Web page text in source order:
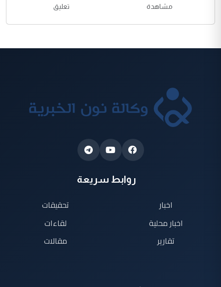
مشاهدة تعليق
روابط سريعة
اخبار
اخبار محلية
تقارير
تحقيقات
لقاءات
مقالات